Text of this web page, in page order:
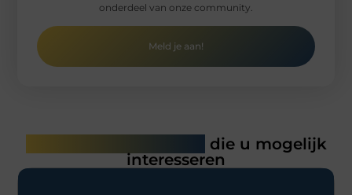
onderdeel van onze community.
Meld je aan!
die u mogelijk
interesseren